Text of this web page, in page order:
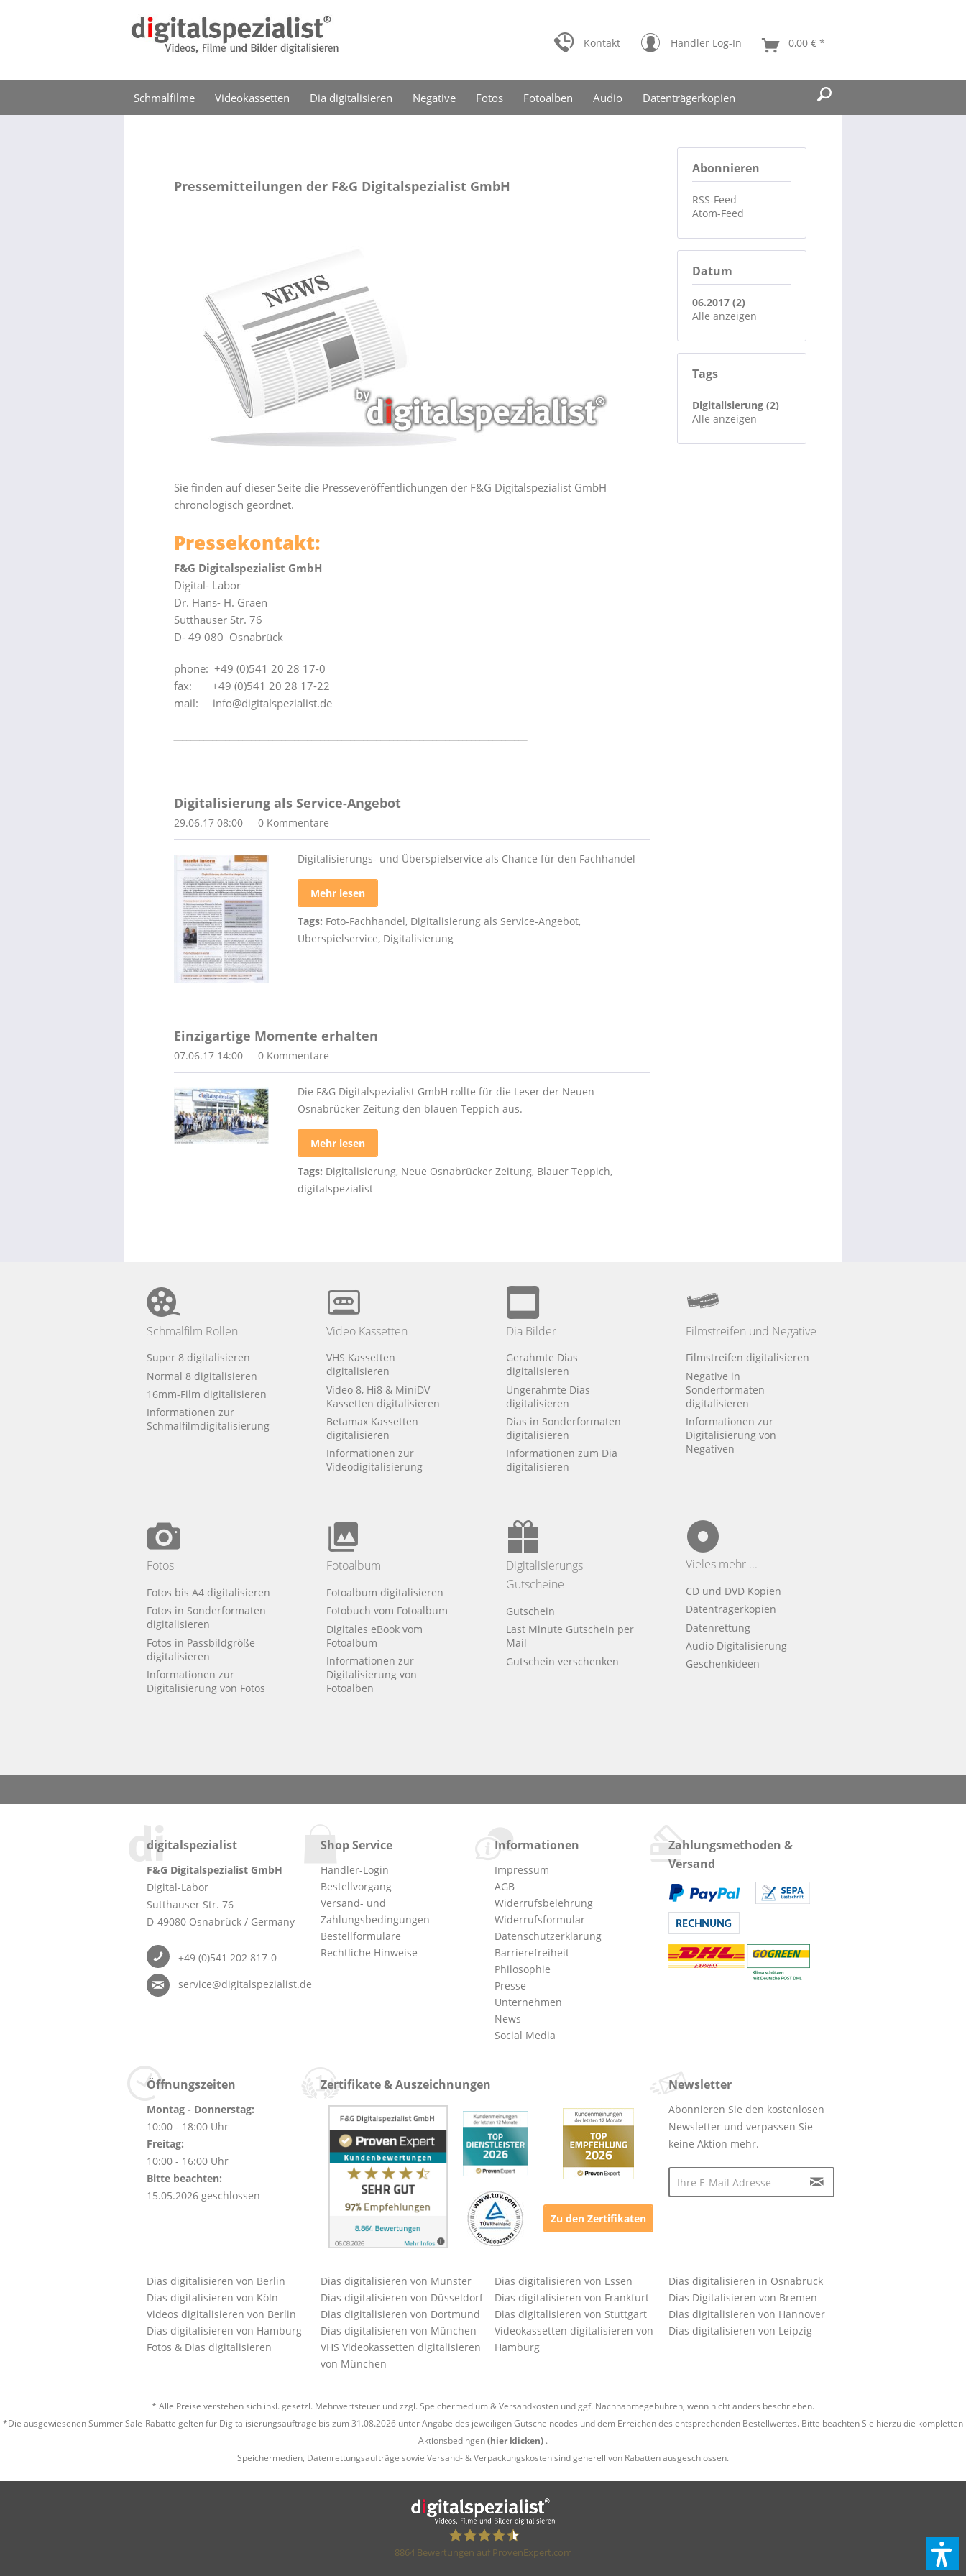
Kontakt Händler Log-In 0,00 € *
Schmalfilme Videokassetten Dia digitalisieren Negative Fotos Fotoalben Audio Datenträgerkopien
Abonnieren
RSS-Feed
Atom-Feed
Datum
06.2017 (2)
Alle anzeigen
Tags
Digitalisierung (2)
Alle anzeigen
Pressemitteilungen der F&G Digitalspezialist GmbH
Sie finden auf dieser Seite die Presseveröffentlichungen der F&G Digitalspezialist GmbH
chronologisch geordnet.
Pressekontakt:
F&G Digitalspezialist GmbH
Digital- Labor
Dr. Hans- H. Graen
Sutthauser Str. 76
D- 49 080 Osnabrück
phone: +49 (0)541 20 28 17-0
fax: +49 (0)541 20 28 17-22
mail: info@digitalspezialist.de
Digitalisierung als Service-Angebot
29.06.17 08:00 0 Kommentare
Digitalisierungs- und Überspielservice als Chance für den Fachhandel
Mehr lesen
Tags: Foto-Fachhandel, Digitalisierung als Service-Angebot,
Überspielservice, Digitalisierung
Einzigartige Momente erhalten
07.06.17 14:00 0 Kommentare
Die F&G Digitalspezialist GmbH rollte für die Leser der Neuen
Osnabrücker Zeitung den blauen Teppich aus.
Mehr lesen
Tags: Digitalisierung, Neue Osnabrücker Zeitung, Blauer Teppich,
digitalspezialist
Schmalfilm Rollen
Super 8 digitalisieren
Normal 8 digitalisieren
16mm-Film digitalisieren
Informationen zur
Schmalfilmdigitalisierung
Video Kassetten
VHS Kassetten
digitalisieren
Video 8, Hi8 & MiniDV
Kassetten digitalisieren
Betamax Kassetten
digitalisieren
Informationen zur
Videodigitalisierung
Dia Bilder
Gerahmte Dias
digitalisieren
Ungerahmte Dias
digitalisieren
Dias in Sonderformaten
digitalisieren
Informationen zum Dia
digitalisieren
Filmstreifen und Negative
Filmstreifen digitalisieren
Negative in
Sonderformaten
digitalisieren
Informationen zur
Digitalisierung von
Negativen
Fotos
Fotos bis A4 digitalisieren
Fotos in Sonderformaten
digitalisieren
Fotos in Passbildgröße
digitalisieren
Informationen zur
Digitalisierung von Fotos
Fotoalbum
Fotoalbum digitalisieren
Fotobuch vom Fotoalbum
Digitales eBook vom
Fotoalbum
Informationen zur
Digitalisierung von
Fotoalben
Digitalisierungs
Gutscheine
Gutschein
Last Minute Gutschein per
Mail
Gutschein verschenken
Vieles mehr ...
CD und DVD Kopien
Datenträgerkopien
Datenrettung
Audio Digitalisierung
Geschenkideen
digitalspezialist
F&G Digitalspezialist GmbH
Digital-Labor
Sutthauser Str. 76
D-49080 Osnabrück / Germany
+49 (0)541 202 817-0
service@digitalspezialist.de
Shop Service
Händler-Login
Bestellvorgang
Versand- und
Zahlungsbedingungen
Bestellformulare
Rechtliche Hinweise
Informationen
Impressum
AGB
Widerrufsbelehrung
Widerrufsformular
Datenschutzerklärung
Barrierefreiheit
Philosophie
Presse
Unternehmen
News
Social Media
Zahlungsmethoden &
Versand
Öffnungszeiten
Montag - Donnerstag:
10:00 - 18:00 Uhr
Freitag:
10:00 - 16:00 Uhr
Bitte beachten:
15.05.2026 geschlossen
Zertifikate & Auszeichnungen
Zu den Zertifikaten
Newsletter
Abonnieren Sie den kostenlosen
Newsletter und verpassen Sie
keine Aktion mehr.
Dias digitalisieren von Berlin
Dias digitalisieren von Köln
Videos digitalisieren von Berlin
Dias digitalisieren von Hamburg
Fotos & Dias digitalisieren
Dias digitalisieren von Münster
Dias digitalisieren von Düsseldorf
Dias digitalisieren von Dortmund
Dias digitalisieren von München
VHS Videokassetten digitalisieren
von München
Dias digitalisieren von Essen
Dias digitalisieren von Frankfurt
Dias digitalisieren von Stuttgart
Videokassetten digitalisieren von
Hamburg
Dias digitalisieren in Osnabrück
Dias Digitalisieren von Bremen
Dias digitalisieren von Hannover
Dias digitalisieren von Leipzig
* Alle Preise verstehen sich inkl. gesetzl. Mehrwertsteuer und zzgl. Speichermedium &Versandkosten und ggf. Nachnahmegebühren, wenn nicht anders beschrieben.
*Die ausgewiesenen Summer Sale-Rabatte gelten für Digitalisierungsaufträge bis zum 31.08.2026 unter Angabe des jeweiligen Gutscheincodes und dem Erreichen des entsprechenden Bestellwertes. Bitte beachten Sie hierzu die kompletten
Aktionsbedingen(hier klicken) .
Speichermedien, Datenrettungsaufträge sowie Versand- & Verpackungskosten sind generell von Rabatten ausgeschlossen.
8864Bewertungen auf ProvenExpert.com